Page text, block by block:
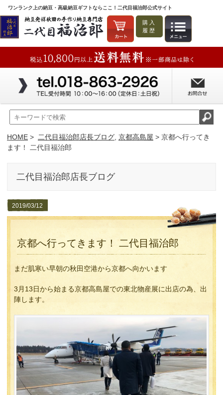
ワンランク上の納豆・高級納豆ギフトならここ！二代目福治郎公式サイト
購入
履歴
HOME > 二代目福治郎店長ブログ 京都高島屋 > 京都へ行ってき
ます！ 二代目福治郎
二代目福治郎店長ブログ
2019/03/12
京都へ行ってきます！ 二代目福治郎
まだ肌寒い早朝の秋田空港から京都へ向かいます
3月13日から始まる京都高島屋での東北物産展に出店の為、出
陣します。